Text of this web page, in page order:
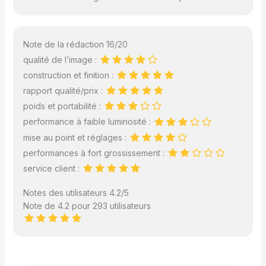
Note de la rédaction 16/20
qualité de l’image :
construction et finition :
rapport qualité/prix :
poids et portabilité :
performance à faible luminosité :
mise au point et réglages :
performances à fort grossissement :
service client :
Notes des utilisateurs 4.2/5
Note de 4.2 pour 293 utilisateurs